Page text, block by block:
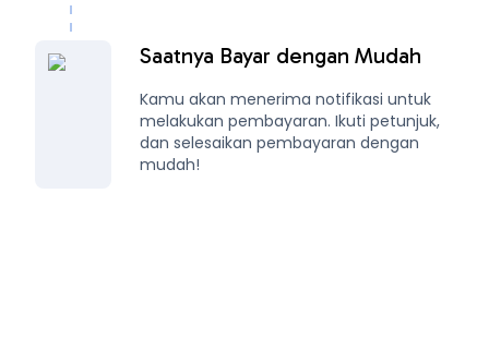
Saatnya Bayar dengan Mudah
Kamu akan menerima notifikasi untuk
melakukan pembayaran. Ikuti petunjuk,
dan selesaikan pembayaran dengan
mudah!